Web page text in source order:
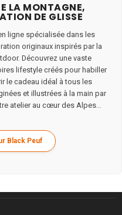
LA MONTAGNE,
DE GLISSE
ligne spécialisée dans les
originaux inspirés par la
Découvrez une vaste
lifestyle créés pour habiller
le cadeau idéal à tous les
et illustrées à la main par
atelier au cœur des Alpes...